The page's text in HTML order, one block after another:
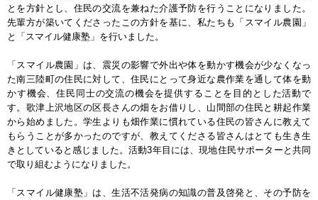
とを方針とし、住民の交流を兼ねた介護予防を行うことになりました。
先輩方が築いてくださったこの方針を基に、私たちも「スマイル農園」
と「スマイル健康塾」を行いました。
「スマイル農園」は、震災の影響で外出や体を動かす機会が少なくなっ
た南三陸町の住民に対して、住民にとって身近な農作業を通して体を動
かす機会、住民同士の交流の機会を提供することを目的とした活動で
す。歌津上沢地区の区長さんの畑をお借りし、山間部の住民と耕起作業
から始めました。学生よりも畑作業に慣れている住民の皆さんに教えて
もらうことが多かったのですが、教えてくださる皆さんはとても生き生
きとしていると感じました。活動3年目には、現地住民サポーターと共同
で取り組むようになりました。
「スマイル健康塾」は、生活不活発病の知識の普及啓発と、その予防を